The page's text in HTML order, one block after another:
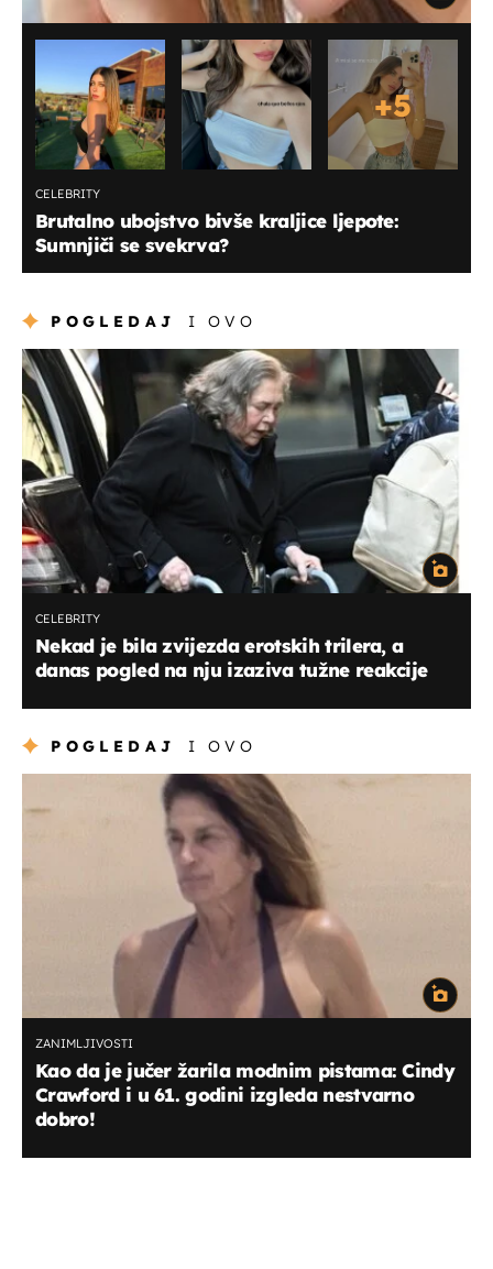
+5
CELEBRITY
Brutalno ubojstvo bivše kraljice ljepote:
Sumnjiči se svekrva?
POGLEDAJ I OVO
CELEBRITY
Nekad je bila zvijezda erotskih trilera, a
danas pogled na nju izaziva tužne reakcije
POGLEDAJ I OVO
ZANIMLJIVOSTI
Kao da je jučer žarila modnim pistama: Cindy
Crawford i u 61. godini izgleda nestvarno
dobro!